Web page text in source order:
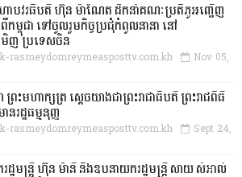
ាបវរធិបតី ហ៊ុន ម៉ាណែត ដឹកនាំគណៈប្រតិភូអញ្ជើញ
កម្ពុជា ទៅចូលរួមកិច្ចប្រជុំកំពូលនានា នៅ
ញ ប្រទេសចិន
rasmeydomreymeasposttv.com.kh Nov 05,
ព្រះមហាក្សត្រ ស្តេចយាងជាព្រះរាជាធិបតី ព្រះរាជពិធី
នរដ្ឋធម្មនុញ្ញ
rasmeydomreymeasposttv.com.kh Sept 24,
ដ្ឋមន្ដ្រី ហ៊ុន ម៉ានី និងឧបនាយករដ្ឋមន្ដ្រី សាយ សំអាល់